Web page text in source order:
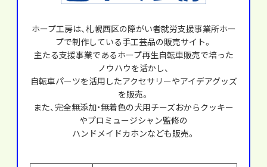
ホープ工房は、札幌西区の障がい者就労支援事業所ホー
プで制作している手工芸品の販売サイト。
主たる支援事業であるホープ再生自転車販売で培った
ノウハウを活かし、
自転車パーツを活用したアクセサリーやアイデアグッズ
を販売。
また、完全無添加・無着色の犬用チーズおからクッキー
やプロミュージシャン監修の
ハンドメイドカホンなども販売。